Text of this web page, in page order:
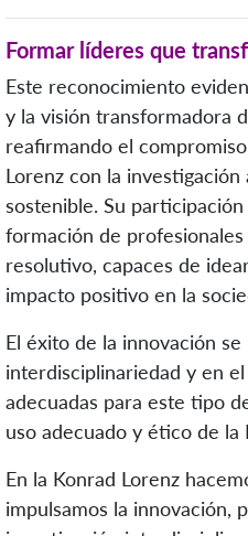
Formar líderes que
Este reconocimiento
y la visión transformadora
reafirmando el
Lorenz con la
sostenible. Su
formación de
resolutivo, capaces de
impacto positivo en la
El éxito de la innovación se
interdisciplinariedad y en
adecuadas para este tipo
uso adecuado y ético de la
En la Konrad Lorenz
impulsamos la innovación,